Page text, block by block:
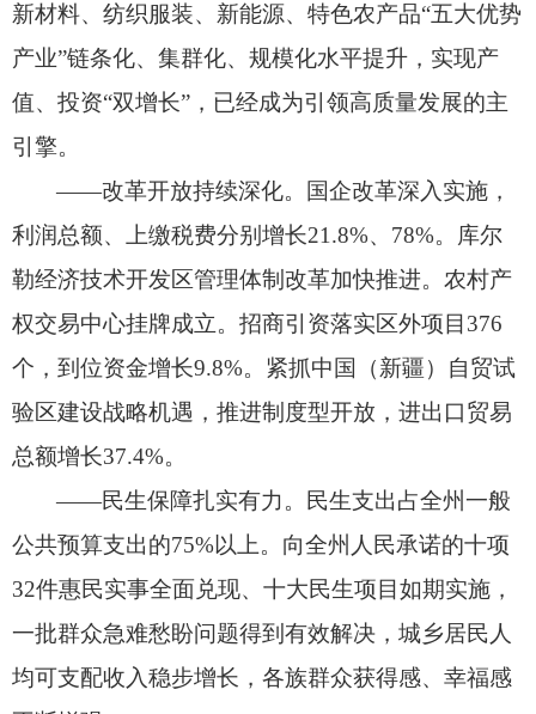
新材料、 纺织服装、 新能源、 特色农产品“五大优势
产业”链条化、 集群化、 规模化水平提升， 实现产
值、 投资“双增长”， 已经成为引领高质量发展的主
引擎。
——改革开放持续深化。
国企改革深入实施，
利润总额、
上缴税费分别增长21.8%、 78%。 库尔
勒经济技术开发区管理体制改革加快推进。 农村产
权交易中心挂牌成立。 招商引资落实区外项目376
个， 到位资金增长9.8%。 紧抓中国（新疆）自贸试
验区建设战略机遇， 推进制度型开放， 进出口贸易
总额增长37.4%。
——民生保障扎实有力。
民生支出占全州一般
公共预算支出的75%以上。 向全州人民承诺的十项
32件惠民实事全面兑现、 十大民生项目如期实施，
一批群众急难愁盼问题得到有效解决， 城乡居民人
均可支配收入稳步增长， 各族群众获得感、 幸福感